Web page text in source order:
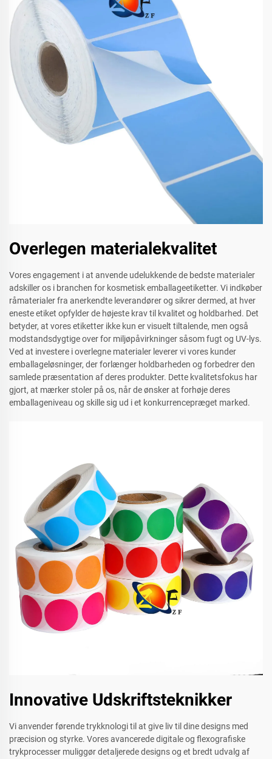
Overlegen materialekvalitet
Vores engagement i at anvende udelukkende de bedste materialer
adskiller os i branchen for kosmetisk emballageetiketter. Vi indkøber
råmaterialer fra anerkendte leverandører og sikrer dermed, at hver
eneste etiket opfylder de højeste krav til kvalitet og holdbarhed. Det
betyder, at vores etiketter ikke kun er visuelt tiltalende, men også
modstandsdygtige over for miljøpåvirkninger såsom fugt og UV-lys.
Ved at investere i overlegne materialer leverer vi vores kunder
emballageløsninger, der forlænger holdbarheden og forbedrer den
samlede præsentation af deres produkter. Dette kvalitetsfokus har
gjort, at mærker stoler på os, når de ønsker at forhøje deres
emballageniveau og skille sig ud i et konkurrencepræget marked.
Innovative Udskriftsteknikker
Vi anvender førende trykknologi til at give liv til dine designs med
præcision og styrke. Vores avancerede digitale og flexografiske
trykprocesser muliggør detaljerede designs og et bredt udvalg af